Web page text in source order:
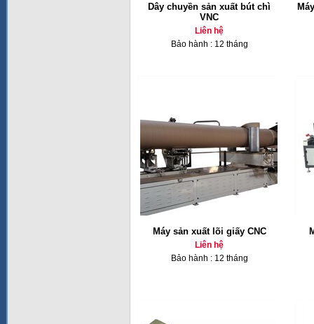
Dây chuyền sản xuất bút chì
VNC
Liên hệ
Bảo hành : 12 tháng
Máy sản xuất lõi giấy CNC
Liên hệ
Bảo hành : 12 tháng